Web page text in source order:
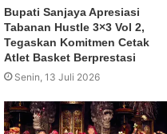
Bupati Sanjaya Apresiasi
Tabanan Hustle 3×3 Vol 2,
Tegaskan Komitmen Cetak
Atlet Basket Berprestasi
Senin, 13 Juli 2026